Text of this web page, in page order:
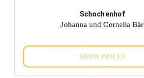
Schochenhof
Johanna und Cornelia Bär
SHOW PRICES